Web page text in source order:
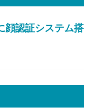
顔認証システム搭